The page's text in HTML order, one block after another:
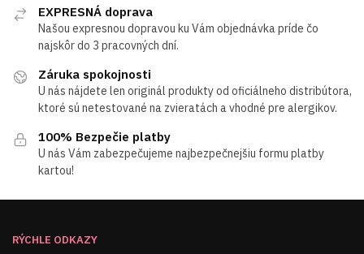
EXPRESNÁ doprava
Našou expresnou dopravou ku Vám objednávka príde čo
najskôr do 3 pracovných dní.
Záruka spokojnosti
U nás nájdete len originál produkty od oficiálneho distribútora,
ktoré sú netestované na zvieratách a vhodné pre alergikov.
100% Bezpečie platby
U nás Vám zabezpečujeme najbezpečnejšiu formu platby
kartou!
RÝCHLE ODKAZY